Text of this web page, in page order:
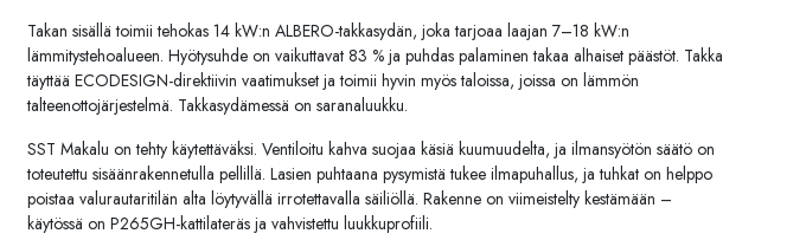
Takan sisällätoimiitehokas 14 kW:n ALBERO-takkasydän, jokatarjoaa laajan 7–18 kW:n
lämmitystehoalueen. Hyötysuhde on vaikuttavat 83 % ja puhdas palaminentakaa alhaiset päästöt. Takka
täyttää ECODESIGN-direktiivin vaatimukset jatoimii hyvin myöstaloissa, joissa on lämmön
talteenottojärjestelmä. Takkasydämessä on saranaluukku.
SST Makalu ontehty käytettäväksi. Ventiloitu kahva suojaa käsiä kuumuudelta, ja ilmansyötön säätö on
toteutettu sisäänrakennetulla pellillä. Lasien puhtaana pysymistätukee ilmapuhallus, jatuhkat on helppo
poistaa valurautaritilän alta löytyvällä irrotettavalla säiliöllä. Rakenne on viimeistelty kestämään –
käytössä on P265GH-kattilateräs ja vahvistettu luukkuprofiili.